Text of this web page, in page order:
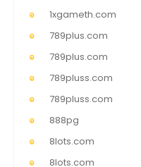
1xgameth.com
789plus.com
789plus.com
789pluss.com
789pluss.com
888pg
8lots.com
8lots.com